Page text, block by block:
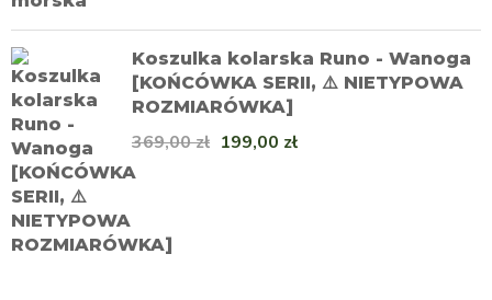
Koszulka kolarska Runo - Wanoga
[KOŃCÓWKA SERII, ⚠️ NIETYPOWA
ROZMIARÓWKA]
369,00zł 199,00 zł